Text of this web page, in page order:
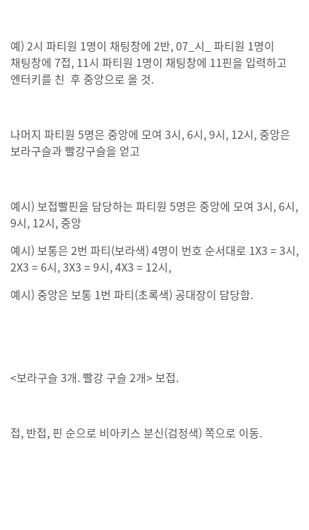
예) 2시 파티원 1명이 채팅창에 2반, 07_시_ 파티원 1명이
채팅창에 7접, 11시 파티원 1명이 채팅창에 11핀을 입력하고
엔터키를 친 후 중앙으로 올 것.
나머지 파티원 5명은 중앙에 모여 3시, 6시, 9시, 12시, 중앙은
보라구슬과 빨강구슬을 얻고
예시) 보접빨핀을 담당하는 파티원 5명은 중앙에 모여 3시, 6시,
9시, 12시, 중앙
예시) 보통은 2번 파티(보라색) 4명이 번호 순서대로 1X3 = 3시,
2X3 = 6시, 3X3 = 9시, 4X3 = 12시,
예시) 중앙은 보통 1번 파티(초록색) 공대장이 담당함.
<보라구슬 3개. 빨강 구슬 2개> 보접.
접, 반접, 핀 순으로 비아키스 분신(검정색) 쪽으로 이동.